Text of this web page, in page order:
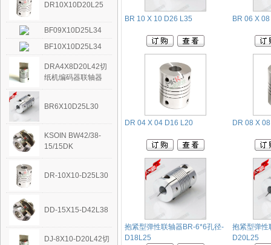
DR10X10D20L25
BF09X10D25L34
BF10X10D25L34
DRA4X8D20L42切
纸机编码器联轴器
BR6X10D25L30
KSOIN BW42/38-
15/15DK
DR-10X10-D25L30
DD-15X15-D42L38
DJ-8X10-D20L42切
BR 10 X 10 D26 L35 BR 06 X
DR 04 X 04 D16 L20 DR 08 X
抱紧型弹性联轴器BR-6*6孔径-
D18L25
抱紧型弹性
D20L25